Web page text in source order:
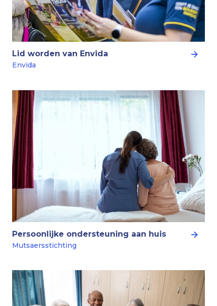
Lid worden van Envida
Envida
Persoonlijke ondersteuning aan huis
Mutsaersstichting